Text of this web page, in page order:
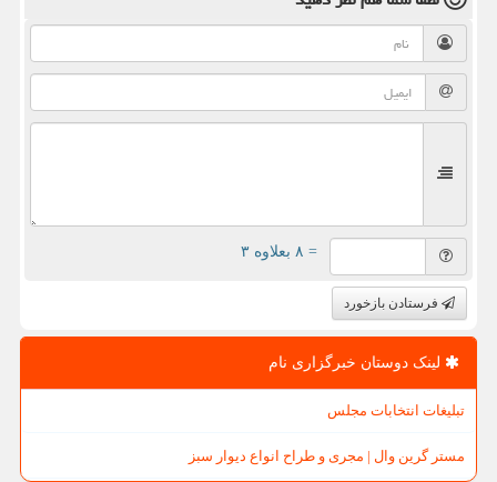
= ۸ بعلاوه ۳
فرستادن بازخورد
لینک دوستان خبرگزاری نام
تبلیغات انتخابات مجلس
مستر گرین وال | مجری و طراح انواع دیوار سبز